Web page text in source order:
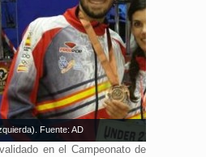
Fuente: AD
en el Campeonato de